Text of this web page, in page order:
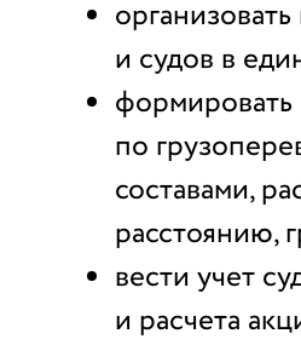
и судов в
формировать
по
составами,
расстоянию,
вести учет
и расчета